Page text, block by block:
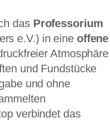
das Professorium
e.V.) in eine offene
Atmosphäre
und Fundstücke
und ohne
verbindet das